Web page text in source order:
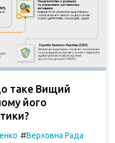
таке Вищий
його
#Верховна Рада